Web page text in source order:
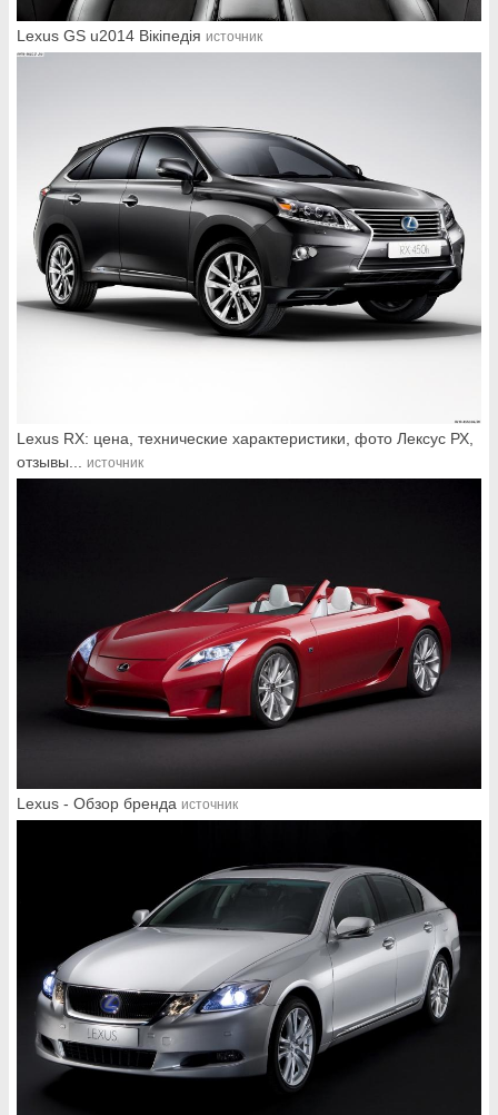
Lexus GS u2014 Вікіпедія источник
Lexus RX: цена, технические характеристики, фото Лексус РХ,
отзывы... источник
Lexus - Обзор бренда источник